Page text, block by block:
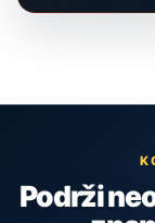
Podrži